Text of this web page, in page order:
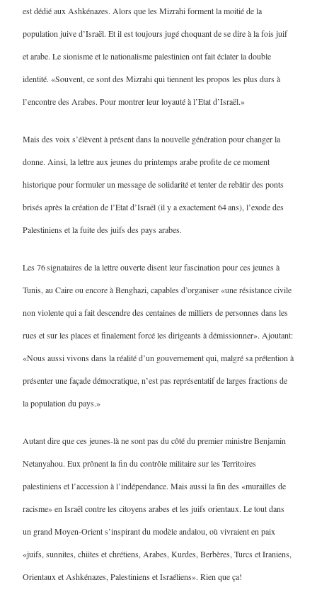
est dédié aux Ashkénazes. Alors que les Mizrahi forment la moitié de la
population juive d’Israël. Et il est toujours jugé choquant de se dire à la fois juif
et arabe. Le sionisme et le nationalisme palestinien ont fait éclater la double
identité. «Souvent, ce sont des Mizrahi qui tiennent les propos les plus durs à
l’encontre des Arabes. Pour montrer leur loyauté à l’Etat d’Israël.»
Mais des voix s’élèvent à présent dans la nouvelle génération pour changer la
donne. Ainsi, la lettre aux jeunes du printemps arabe profite de ce moment
historique pour formuler un message de solidarité et tenter de rebâtir des ponts
brisés après la création de l’Etat d’Israël (il y a exactement 64 ans), l’exode des
Palestiniens et la fuite des juifs des pays arabes.
Les 76 signataires de la lettre ouverte disent leur fascination pour ces jeunes à
Tunis, au Caire ou encore à Benghazi, capables d’organiser «une résistance civile
non violente qui a fait descendre des centaines de milliers de personnes dans les
rues et sur les places et finalement forcé les dirigeants à démissionner». Ajoutant:
«Nous aussi vivons dans la réalité d’un gouvernement qui, malgré sa prétention à
présenter une façade démocratique, n’est pas représentatif de larges fractions de
la population du pays.»
Autant dire que ces jeunes-là ne sont pas du côté du premier ministre Benjamin
Netanyahou. Eux prônent la fin du contrôle militaire sur les Territoires
palestiniens et l’accession à l’indépendance. Mais aussi la fin des «murailles de
racisme» en Israël contre les citoyens arabes et les juifs orientaux. Le tout dans
un grand Moyen-Orient s’inspirant du modèle andalou, où vivraient en paix
«juifs, sunnites, chiites et chrétiens, Arabes, Kurdes, Berbères, Turcs et Iraniens,
Orientaux et Ashkénazes, Palestiniens et Israéliens». Rien que ça!